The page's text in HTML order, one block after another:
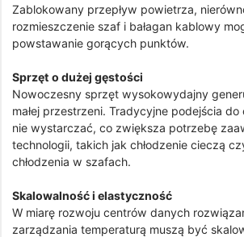
Zablokowany przepływ powietrza,
rozmieszczenie szaf i bałagan kablowy
powstawanie gorących punktów.
Sprzęt o dużej gęstości
Nowoczesny sprzęt wysokowydajny
małej przestrzeni. Tradycyjne podejścia do
nie wystarczać, co zwiększa potrzebę
technologii, takich jak chłodzenie cieczą
chłodzenia w szafach.
Skalowalność i elastyczność
W miarę rozwoju centrów danych
zarządzania temperaturą muszą być